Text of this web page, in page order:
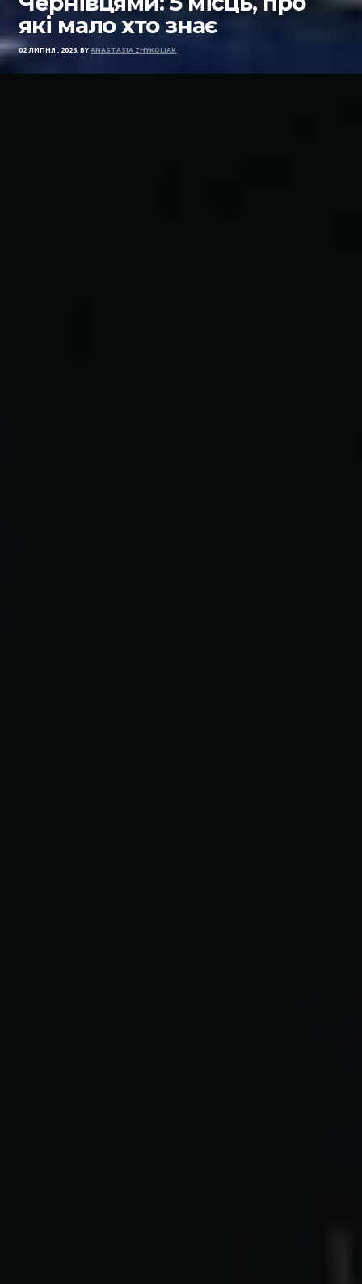
які мало хто знає
02 ЛИПНЯ , 2026, BYANASTASIA ZHYKOLIAK